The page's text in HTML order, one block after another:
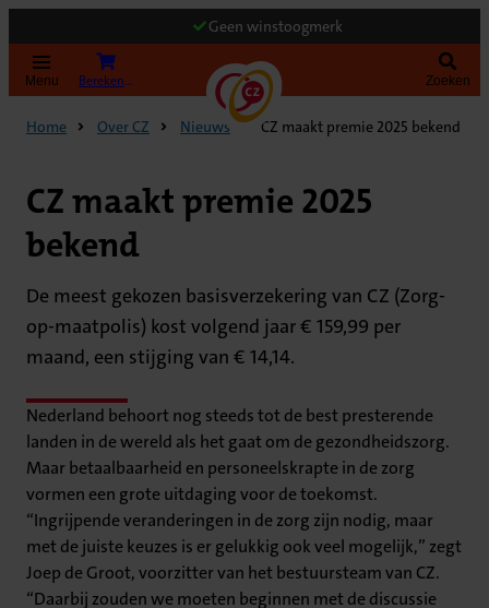
Geen winstoogmerk
Menu Bereken uw premie Zoeken
Home Over CZ Nieuws CZ maakt premie 2025 bekend
CZ maakt premie 2025
bekend
De meest gekozen basisverzekering van CZ (Zorg-
op-maatpolis) kost volgend jaar € 159,99 per
maand, een stijging van € 14,14.
Nederland behoort nog steeds tot de best presterende
landen in de wereld als het gaat om de gezondheidszorg.
Maar betaalbaarheid en personeelskrapte in de zorg
vormen een grote uitdaging voor de toekomst.
“Ingrijpende veranderingen in de zorg zijn nodig, maar
met de juiste keuzes is er gelukkig ook veel mogelijk,” zegt
Joep de Groot, voorzitter van het bestuursteam van CZ.
“Daarbij zouden we moeten beginnen met de discussie